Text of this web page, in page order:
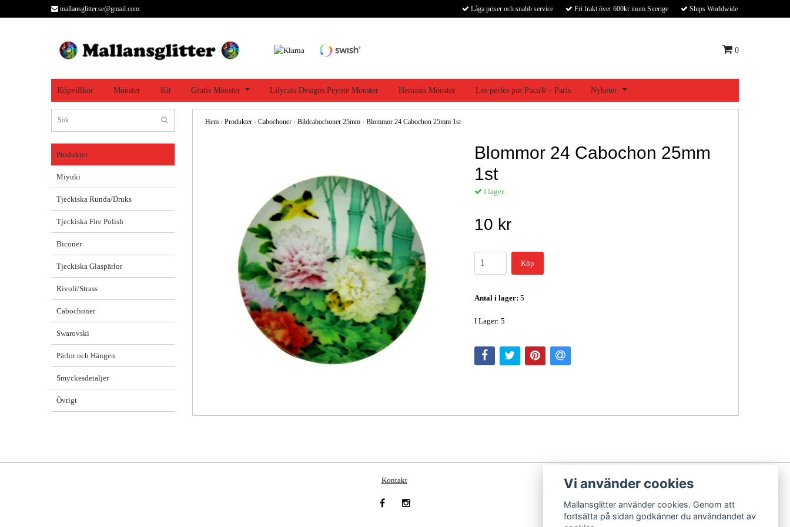
mallansglitter.se@gmail.com Låga priser och snabb service Fri frakt över 600kr inom Sverige Ships Worldwide
0
Köpvillkor Mönster Kit Gratis Mönster Lilycats Designs Peyote Mönster Hemasis Mönster Les perles par Puca® - Paris Nyheter
Produkter
Miyuki
Tjeckiska Runda/Druks
Tjeckiska Fire Polish
Biconer
Tjeckiska Glaspärlor
Rivoli/Strass
Cabochoner
Swarovski
Pärlor och Hängen
Smyckesdetaljer
Övrigt
Hem › Produkter › Cabochoner › Bildcabochoner 25mm › Blommor 24 Cabochon 25mm 1st
Blommor 24 Cabochon 25mm
1st
I lager.
10 kr
Köp
Antal i lager: 5
I Lager: 5
Kontakt Vi använder cookies
Mallansglitter använder cookies. Genom att
fortsätta på sidan godkänner du användandet av